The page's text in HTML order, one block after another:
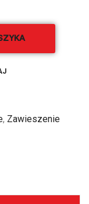
, Zawieszenie